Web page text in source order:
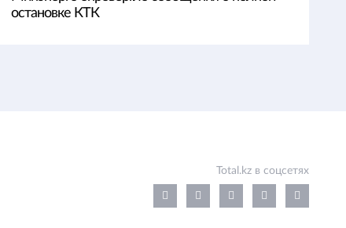
остановке КТК
Total.kz в соцсетях